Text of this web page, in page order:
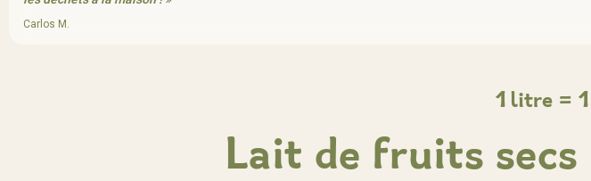
Carlos M.
1 litre =
Lait de fruits